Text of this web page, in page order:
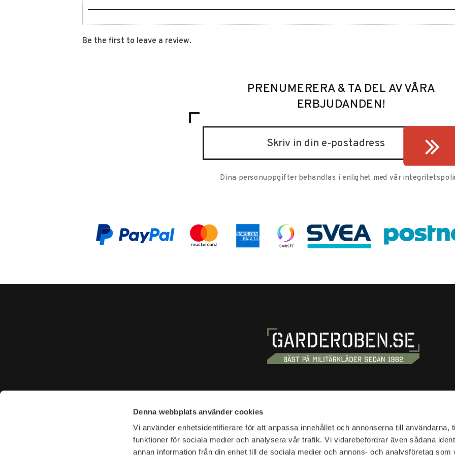
Denna webbplats använder cookies
Vi använder enhetsidentifierare för att anpassa innehållet och annonserna till användarna,
funktioner för sociala medier och analysera vår trafik. Vi vidarebefordrar även sådana
annan information från din enhet till de sociala medier och annons- och analysföretag som
Be the first to leave a review.
PRENUMERERA & TA DEL AV VÅRA
ERBJUDANDEN!
Dina personuppgifter behandlas i enlighet med vår
E-mail. info@garderoben.se
Tegnérgatan 20
113 59 Stockholm
Terms and conditions
Customer service